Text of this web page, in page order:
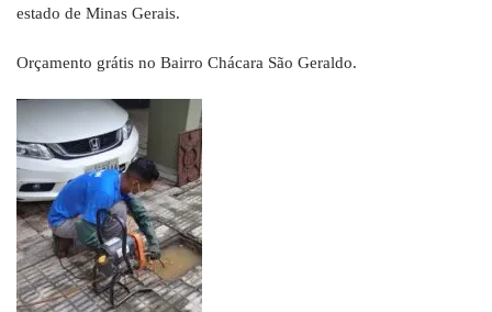
estado de Minas Gerais.
Orçamento grátis no Bairro Chácara São Geraldo.